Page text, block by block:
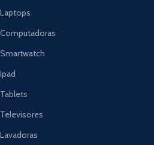
Laptops
Computadoras
Smartwatch
Ipad
Tablets
Televisores
Lavadoras